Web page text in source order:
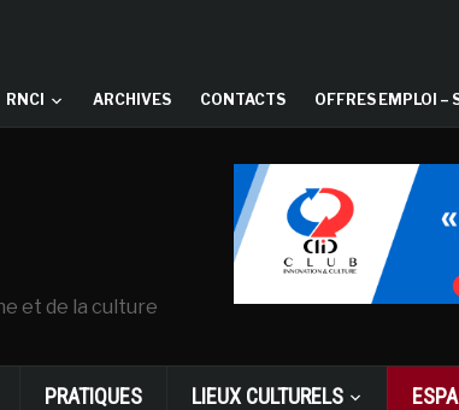
RNCI ARCHIVES CONTACTS OFFRES EMPLOI –
et de la culture
PRATIQUES LIEUX CULTURELS